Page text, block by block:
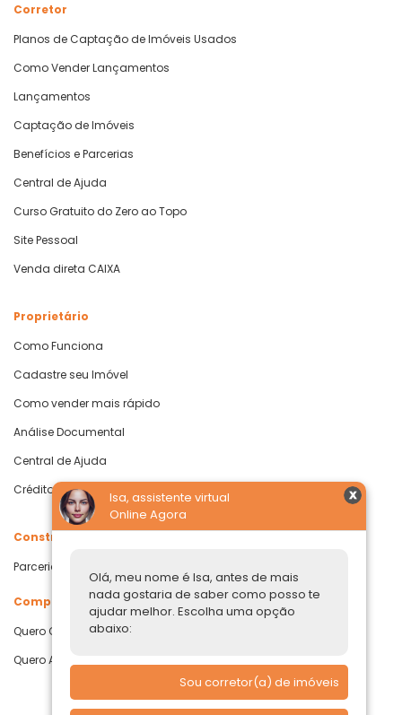
Isa, assistente virtual
Online Agora
Olá, meu nome é Isa, antes de mais
nada gostaria de saber como posso te
ajudar melhor. Escolha uma opção
abaixo:
Sou corretor(a) de imóveis
Corretor
Planos de Captação de Imóveis Usados
Como Vender Lançamentos
Lançamentos
Captação de Imóveis
Benefícios e Parcerias
Central de Ajuda
Curso Gratuito do Zero ao Topo
Site Pessoal
Venda direta CAIXA
Proprietário
Como Funciona
Cadastre seu Imóvel
Como vender mais rápido
Análise Documental
Central de Ajuda
Crédito com Garantia de Imóvel
Construtoras
Parcerias Imobiliárias
Comprar ou alugar
Quero Comprar
Quero Alugar